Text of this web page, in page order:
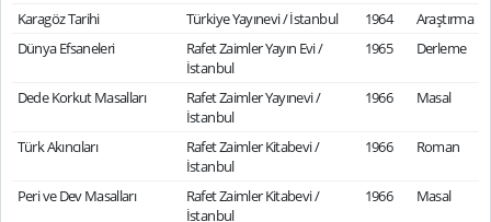
Karagöz Tarihi Türkiye Yayınevi / İstanbul 1964
Araştırma
Dünya Efsaneleri
Rafet Zaimler Yayın Evi /
İstanbul
1965 Derleme
Dede Korkut Masalları
Rafet Zaimler Yayınevi /
İstanbul
1966 Masal
Türk Akıncıları
Rafet Zaimler Kitabevi /
İstanbul
1966 Roman
Peri ve Dev Masalları
Rafet Zaimler Kitabevi /
İstanbul
1966 Masal